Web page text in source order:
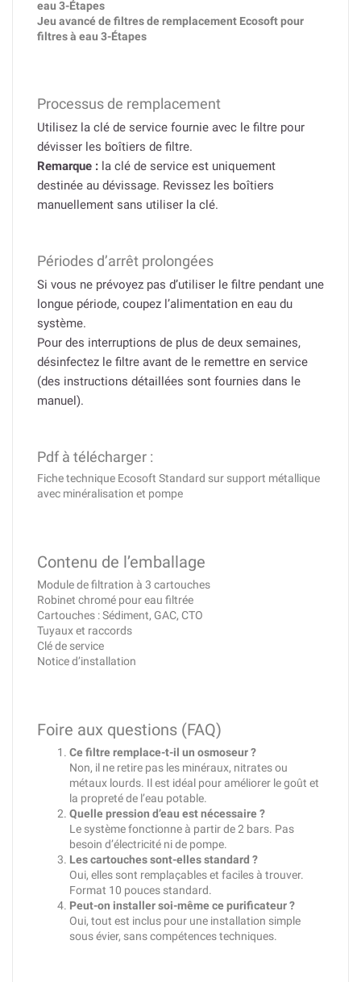
eau 3-Étapes
Jeu avancé de filtres de remplacement Ecosoft pour
filtres à eau 3-Étapes
Processus de remplacement
Utilisez la clé de service fournie avec le filtre pour
dévisser les boîtiers de filtre.
Remarque : la clé de service est uniquement
destinée au dévissage. Revissez les boîtiers
manuellement sans utiliser la clé.
Périodes d’arrêt prolongées
Si vous ne prévoyez pas d’utiliser le filtre pendant une
longue période, coupez l’alimentation en eau du
système.
Pour des interruptions de plus de deux semaines,
désinfectez le filtre avant de le remettre en service
(des instructions détaillées sont fournies dans le
manuel).
Pdf à télécharger :
Fiche technique Ecosoft Standard sur support métallique
avec minéralisation et pompe
Contenu de l’emballage
Module de filtration à 3 cartouches
Robinet chromé pour eau filtrée
Cartouches : Sédiment, GAC, CTO
Tuyaux et raccords
Clé de service
Notice d’installation
Foire aux questions (FAQ)
Ce filtre remplace-t-il un osmoseur ?
Non, il ne retire pas les minéraux, nitrates ou
métaux lourds. Il est idéal pour améliorer le goût et
la propreté de l’eau potable.
Quelle pression d’eau est nécessaire ?
Le système fonctionne à partir de 2 bars. Pas
besoin d’électricité ni de pompe.
Les cartouches sont-elles standard ?
Oui, elles sont remplaçables et faciles à trouver.
Format 10 pouces standard.
Peut-on installer soi-même ce purificateur ?
Oui, tout est inclus pour une installation simple
sous évier, sans compétences techniques.